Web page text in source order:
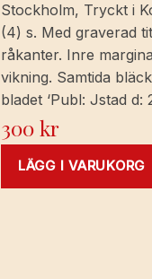
Stockholm, Tryckt i
(4) s. Med graverad
råkanter. Inre
vikning. Samtida
bladet ‘Publ: Jstad d:
300kr
LÄGG I VARUKORG